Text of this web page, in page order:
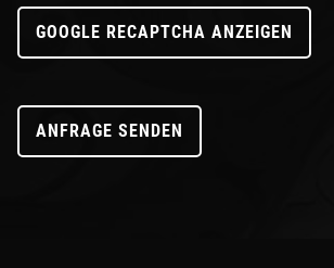
GOOGLE RECAPTCHA ANZEIGEN